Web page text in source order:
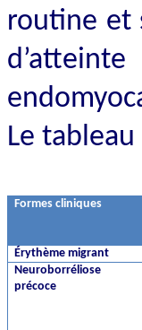
routine et
Le
Formes cliniques
Érythème migrant
Neuroborréliose
précoce